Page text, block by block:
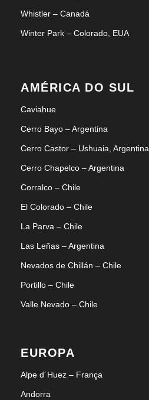
Whistler – Canadá
Winter Park – Colorado, EUA
AMÉRICA DO SUL
Caviahue
Cerro Bayo – Argentina
Cerro Castor – Ushuaia, Argentina
Cerro Chapelco – Argentina
Corralco – Chile
El Colorado – Chile
La Parva – Chile
Las Leñas – Argentina
Nevados de Chillán – Chile
Portillo – Chile
Valle Nevado – Chile
EUROPA
Alpe d´Huez – França
Andorra